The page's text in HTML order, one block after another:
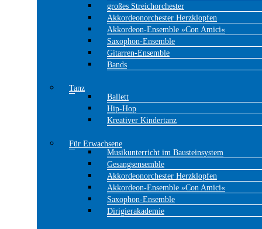
großes Streichorchester
Akkordeonorchester Herzklopfen
Akkordeon-Ensemble »Con Amici«
Saxophon-Ensemble
Gitarren-Ensemble
Bands
Tanz
Ballett
Hip-Hop
Kreativer Kindertanz
Für Erwachsene
Musikunterricht im Bausteinsystem
Gesangsensemble
Akkordeonorchester Herzklopfen
Akkordeon-Ensemble »Con Amici«
Saxophon-Ensemble
Dirigierakademie